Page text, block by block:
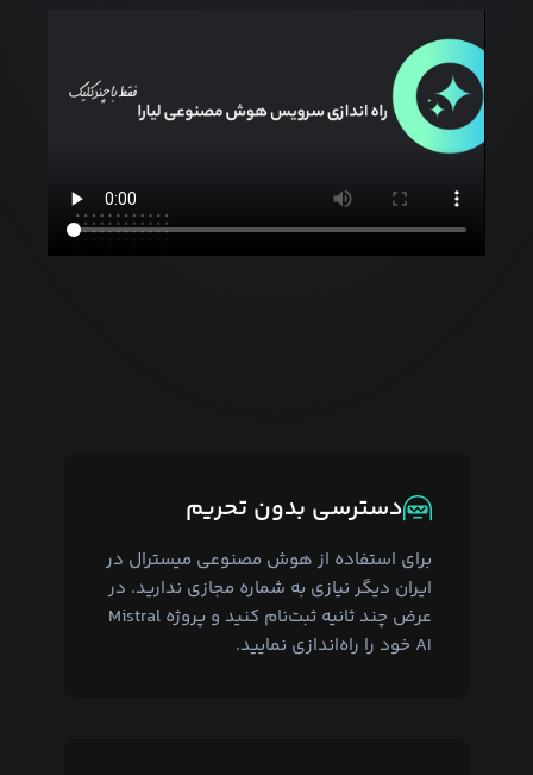
دسترسی بدون تحریم
برای استفاده از هوش مصنوعی میسترال در
ایران دیگر نیازی به شماره مجازی ندارید. در
عرض چند ثانیه ثبت‌نام کنید و پروژه Mistral
AI خود را راه‌اندازی نمایید.